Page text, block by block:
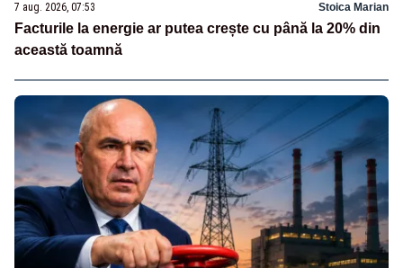
7 aug. 2026, 07:53 Stoica Marian
Facturile la energie ar putea crește cu până la 20% din
această toamnă